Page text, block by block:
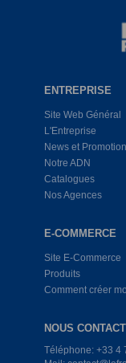
ENTREPRISE
Site Web Général
L'Entreprise
News et
Notre ADN
Catalogues
Nos Agences
E-COMMERCE
Site E-Commerce
Produits
Comment créer
NOUS
Téléphone: +33 4